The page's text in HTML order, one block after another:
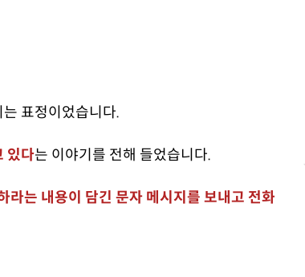
표정이었습니다.
있다는 이야기를 전해 들었습니다.
라는 내용이 담긴 문자 메시지를 보내고 전화